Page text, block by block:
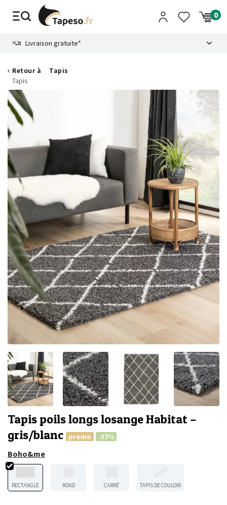
Livraison gratuite*
Retour à
Tapis
Tapis
Tapis poils longs losange Habitat –
gris/blanc
promo -37%
Boho&me
RECTANGLE ROND CARRÉ TAPIS DE COULOIR